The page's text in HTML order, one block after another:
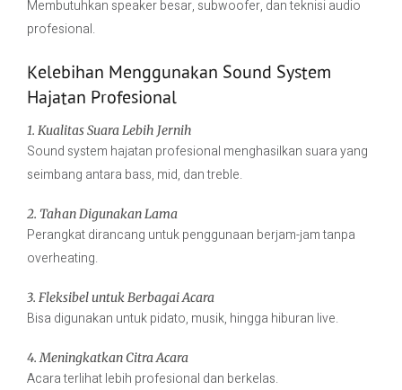
Membutuhkan speaker besar, subwoofer, dan teknisi audio
profesional.
Kelebihan Menggunakan Sound System
Hajatan Profesional
1. Kualitas Suara Lebih Jernih
Sound system hajatan profesional menghasilkan suara yang
seimbang antara bass, mid, dan treble.
2. Tahan Digunakan Lama
Perangkat dirancang untuk penggunaan berjam-jam tanpa
overheating.
3. Fleksibel untuk Berbagai Acara
Bisa digunakan untuk pidato, musik, hingga hiburan live.
4. Meningkatkan Citra Acara
Acara terlihat lebih profesional dan berkelas.